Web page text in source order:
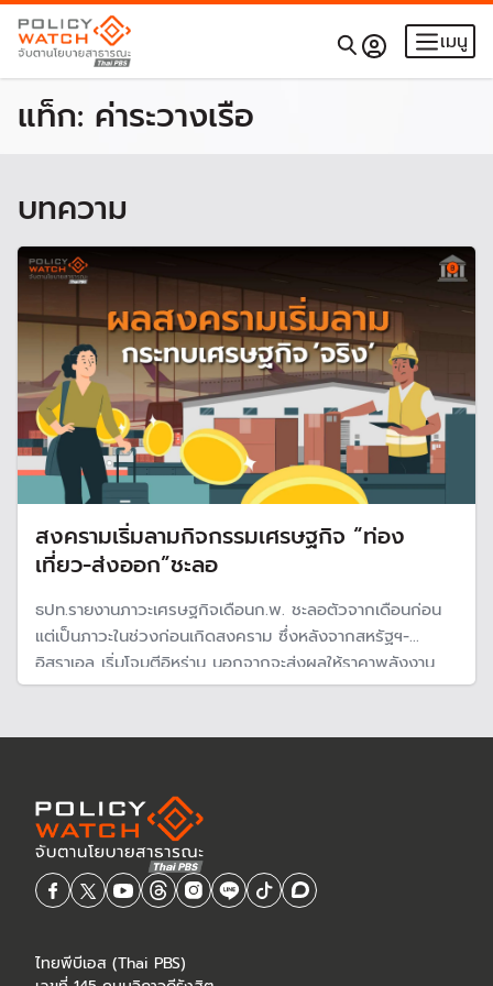
เมนู
แท็ก: ค่าระวางเรือ
บทความ
สงครามเริ่มลามกิจกรรมเศรษฐกิจ “ท่อง
เที่ยว-ส่งออก”ชะลอ
ธปท.รายงานภาวะเศรษฐกิจเดือนก.พ. ชะลอตัวจากเดือนก่อน
แต่เป็นภาวะในช่วงก่อนเกิดสงคราม ซึ่งหลังจากสหรัฐฯ-
อิสราเอล เริ่มโจมตีอิหร่าน นอกจากจะส่งผลให้ราคาพลังงาน
ปรับตัวสูงขึ้นอย่างมากแล้ว ผลกระทบกำลังเริ่มลามไปยัง
ทางเรือ ซึ่งเป็นสัญญาณว่าจะกระทบส่งออก
ไทยพีบีเอส (Thai PBS)